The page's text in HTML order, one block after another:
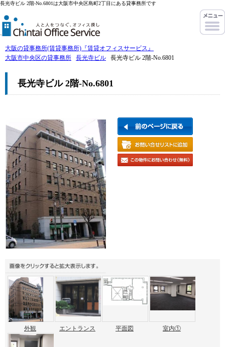
長光寺ビル 2階-No.6801は大阪市中央区島町2丁目にある貸事務所です
大阪の貸事務所(賃貸事務所)『賃貸オフィスサービス』
大阪市中央区の貸事務所
長光寺ビル 長光寺ビル 2階-No.6801
長光寺ビル 2階-No.6801
外観 エントランス 平面図 室内①